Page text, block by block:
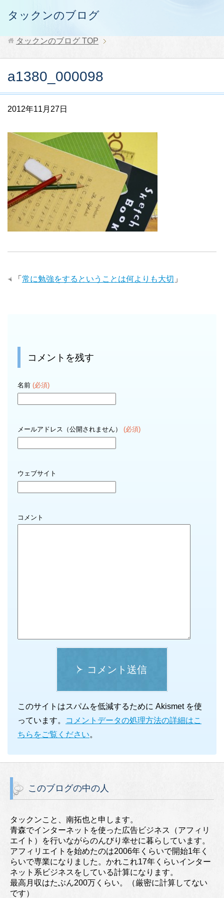
タックンのブログ
タックンのブログ TOP
a1380_000098
2012年11月27日
「 常に勉強をするということは何よりも大切 」
コメントを残す
名前 (必須)
メールアドレス（公開されません） (必須)
ウェブサイト
コメント
コメント送信
このサイトはスパムを低減するために Akismet を使
っています。
コメントデータの処理方法の詳細はこ
ちらをご覧ください。
このブログの中の人
タックンこと、南拓也と申します。
青森でインターネットを使った広告ビジネス（アフィリ
エイト）を行いながらのんびり幸せに暮らしています。
アフィリエイトを始めたのは2006年くらいで開始1年く
らいで専業になりました。かれこれ17年くらいインター
ネット系ビジネスをしている計算になります。
最高月収はたぶん200万くらい。（厳密に計算してない
です）